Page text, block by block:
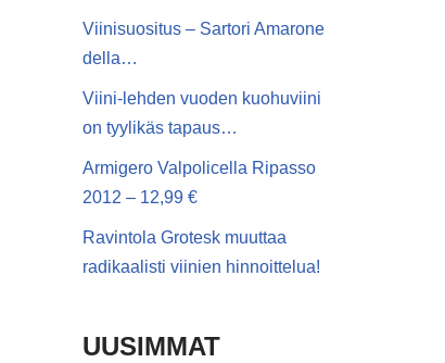
Viinisuositus – Sartori Amarone
della…
Viini-lehden vuoden kuohuviini
on tyylikäs tapaus…
Armigero Valpolicella Ripasso
2012 – 12,99 €
Ravintola Grotesk muuttaa
radikaalisti viinien hinnoittelua!
UUSIMMAT